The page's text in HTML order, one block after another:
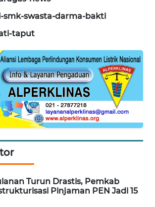
smk-swasta-darma-bakti
taput
Turun Drastis, Pemkab
Pinjaman PEN Jadi 15